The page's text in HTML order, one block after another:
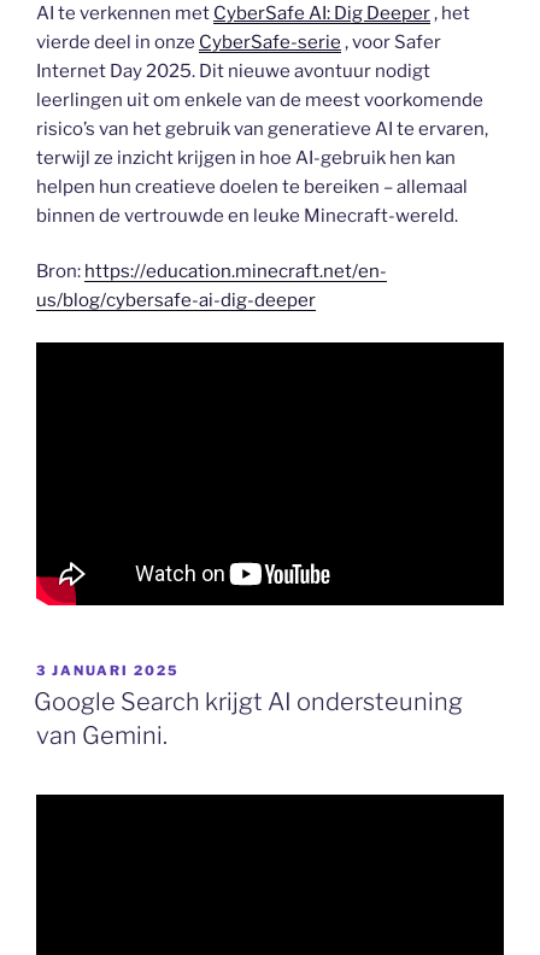
AI te verkennen met CyberSafe AI: Dig Deeper, het
vierde deel in onze CyberSafe-serie , voor Safer
Internet Day 2025. Dit nieuwe avontuur nodigt
leerlingen uit om enkele van de meest voorkomende
risico’s van het gebruik van generatieve AI te ervaren,
terwijl ze inzicht krijgen in hoe AI-gebruik hen kan
helpen hun creatieve doelen te bereiken – allemaal
binnen de vertrouwde en leuke Minecraft-wereld.
Bron: https://education.minecraft.net/en-
us/blog/cybersafe-ai-dig-deeper
GEPLAATST
OP
3 JANUARI 2025
Google Search krijgt AI ondersteuning
van Gemini.